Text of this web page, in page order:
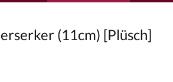
(11cm) [Plüsch]